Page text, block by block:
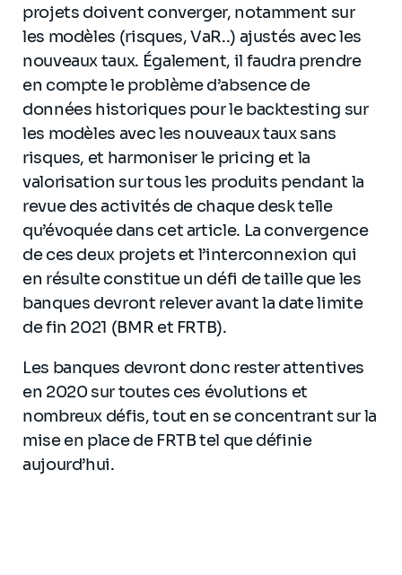
projets doivent converger, notamment sur
les modèles (risques, VaR..) ajustés avec les
nouveaux taux. Également, il faudra prendre
en compte le problème d’absence de
données historiques pour le backtesting sur
les modèles avec les nouveaux taux sans
risques, et harmoniser le pricing et la
valorisation sur tous les produits pendant la
revue des activités de chaque desk telle
qu’évoquée dans cet article. La convergence
de ces deux projets et l’interconnexion qui
en résulte constitue un défi de taille que les
banques devront relever avant la date limite
de fin 2021 (BMR et FRTB).
Les banques devront donc rester attentives
en 2020 sur toutes ces évolutions et
nombreux défis, tout en se concentrant sur la
mise en place de FRTB tel que définie
aujourd’hui.